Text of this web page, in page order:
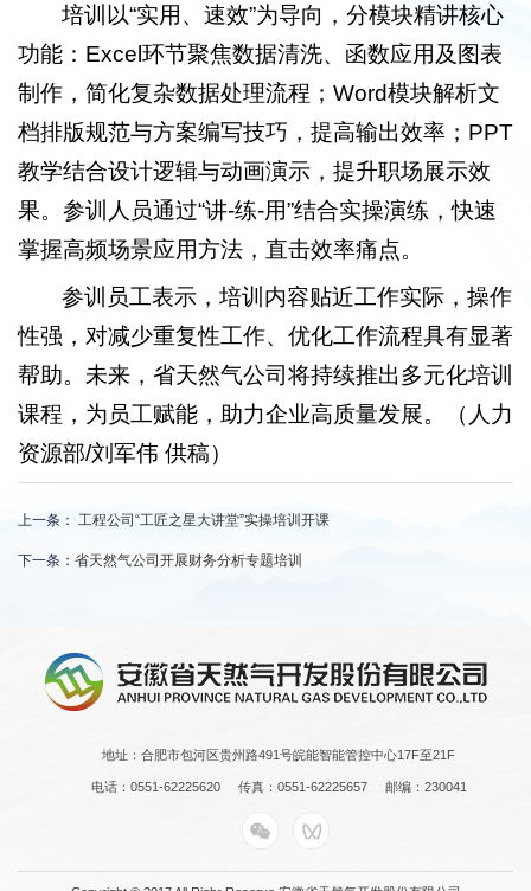
培训以“实用、速效”为导向，分模块精讲核心
功能：Excel环节聚焦数据清洗、函数应用及图表
制作，简化复杂数据处理流程；Word模块解析文
档排版规范与方案编写技巧，提高输出效率；PPT
教学结合设计逻辑与动画演示，提升职场展示效
果。参训人员通过“讲-练-用”结合实操演练，快速
掌握高频场景应用方法，直击效率痛点。
参训员工表示，培训内容贴近工作实际，操作
性强，对减少重复性工作、优化工作流程具有显著
帮助。未来，省天然气公司将持续推出多元化培训
课程，为员工赋能，助力企业高质量发展。（人力
资源部/刘军伟 供稿）
上一条： 工程公司“工匠之星大讲堂”实操培训开课
下一条： 省天然气公司开展财务分析专题培训
地址：合肥市包河区贵州路491号皖能智能管控中心17F至21F
电话：0551-62225620 传真：0551-62225657 邮编：230041